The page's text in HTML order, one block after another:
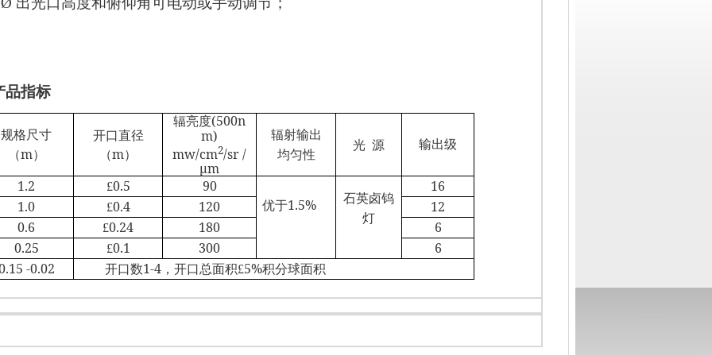
品指标
规格尺寸
（m）
开口直径
（m）
辐亮度(500n
m)
mw/cm2/sr /
μm
辐射输出
均匀性
光 源 输出级
1.2 £0.5 90
优于1.5% 石英卤钨
灯
16
1.0
£0.4 120
12
0.6
£0.24 180
6
0.25
£0.1 300
6
-0.02
开口数1-4 ，开口总面积£5%积分球面积